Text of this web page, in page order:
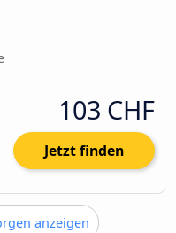
103 CHF
Jetzt finden
anzeigen